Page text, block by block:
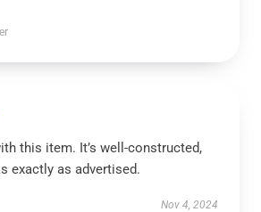
this item. It’s well-constructed,
exactly as advertised.
Nov 4, 2024